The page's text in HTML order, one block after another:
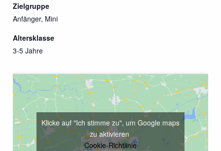
Zielgruppe
Anfänger, Mini
Altersklasse
3-5 Jahre
Klicke auf "Ich stimme zu", um Google maps
zu aktivieren
Cookie-Richtlinie